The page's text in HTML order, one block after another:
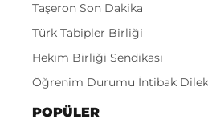
Taşeron Son Dakika
Türk Tabipler Birliği
Hekim Birliği Sendikası
Öğrenim Durumu İntibak
POPÜLER